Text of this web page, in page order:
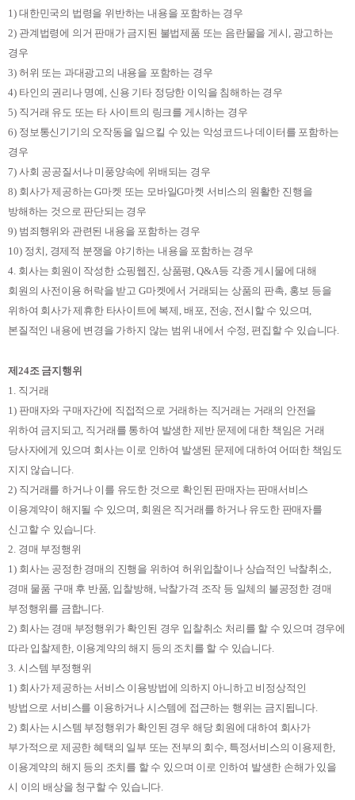
1) 대한민국의 법령을 위반하는 내용을 포함하는 경우
2) 관계법령에 의거 판매가 금지된 불법제품 또는 음란물을 게시 , 광고하는
경우
3) 허위 또는 과대광고의 내용을 포함하는 경우
4) 타인의 권리나 명예 , 신용 기타 정당한 이익을 침해하는 경우
5) 직거래 유도 또는 타 사이트의 링크를 게시하는 경우
6) 정보통신기기의 오작동을 일으킬 수 있는 악성코드나 데이터를 포함하는
경우
7) 사회 공공질서나 미풍양속에 위배되는 경우
8) 회사가 제공하는G마켓 또는 모바일G마켓 서비스의 원활한 진행을
방해하는 것으로 판단되는 경우
9) 범죄행위와 관련된 내용을 포함하는 경우
10) 정치 , 경제적 분쟁을 야기하는 내용을 포함하는 경우
4. 회사는 회원이 작성한 쇼핑웹진 , 상품평 , Q&A등 각종 게시물에 대해
회원의 사전이용 허락을 받고 G마켓에서 거래되는 상품의 판촉, 홍보 등을
위하여 회사가 제휴한 타사이트에 복제 ,배포, 전송, 전시할 수 있으며,
본질적인 내용에 변경을 가하지 않는 범위 내에서 수정 , 편집할 수 있습니다.
제 24조 금지행위
1. 직거래
1) 판매자와 구매자간에 직접적으로 거래하는 직거래는 거래의 안전을
위하여 금지되고, 직거래를 통하여 발생한 제반 문제에 대한 책임은 거래
당사자에게 있으며 회사는 이로 인하여 발생된 문제에 대하여 어떠한 책임도
지지 않습니다.
2) 직거래를 하거나 이를 유도한 것으로 확인된 판매자는 판매서비스
이용계약이 해지될 수 있으며 , 회원은 직거래를 하거나 유도한 판매자를
신고할 수 있습니다.
2. 경매 부정행위
1) 회사는 공정한 경매의 진행을 위하여 허위입찰이나 상습적인 낙찰취소,
경매 물품 구매 후 반품, 입찰방해 , 낙찰가격 조작 등 일체의 불공정한 경매
부정행위를 금합니다.
2) 회사는 경매 부정행위가 확인된 경우 입찰취소 처리를 할 수 있으며 경우에
따라 입찰제한, 이용계약의 해지 등의 조치를 할 수 있습니다.
3. 시스템 부정행위
1) 회사가 제공하는 서비스 이용방법에 의하지 아니하고 비정상적인
방법으로 서비스를 이용하거나 시스템에 접근하는 행위는 금지됩니다.
2) 회사는 시스템 부정행위가 확인된 경우 해당 회원에 대하여 회사가
부가적으로 제공한 혜택의 일부 또는 전부의 회수, 특정서비스의 이용제한,
이용계약의 해지 등의 조치를 할 수 있으며 이로 인하여 발생한 손해가 있을
시 이의 배상을 청구할 수 있습니다.